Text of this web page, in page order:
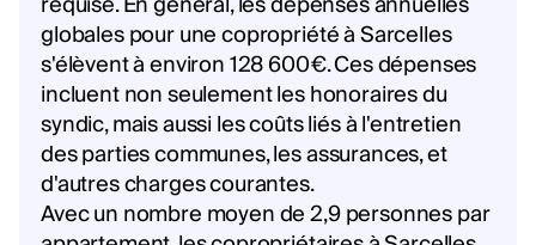
globales pour une copropriété à Sarcelles
s'élèvent à environ 128 600€. Ces dépenses
incluent non seulement les honoraires du
syndic, mais aussi les coûts liés à l'entretien
des parties communes, les assurances, et
d'autres charges courantes.
Avec un nombre moyen de 2,9 personnes par